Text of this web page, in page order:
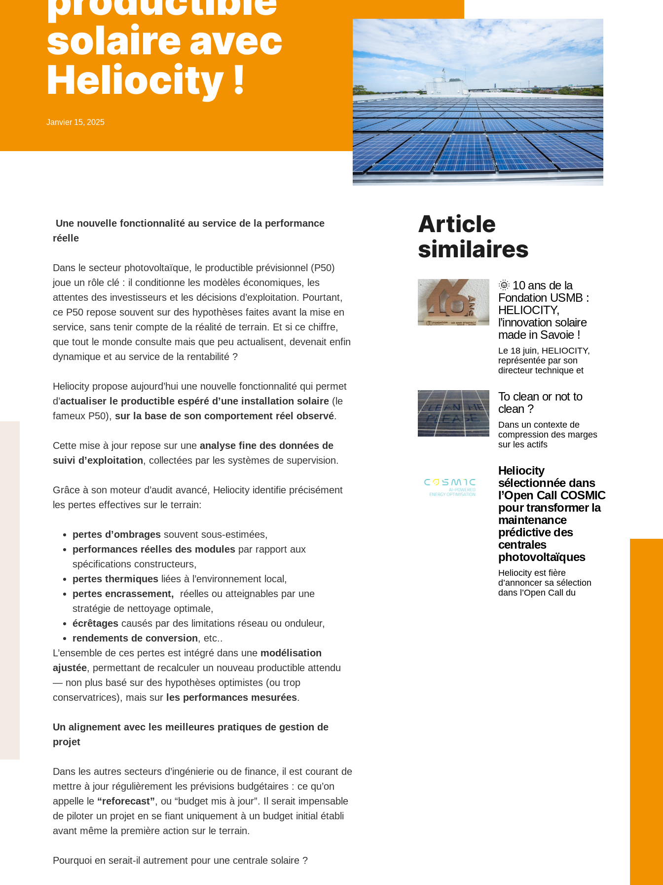
solaire avec
Heliocity !
Janvier 15, 2025
Une nouvelle fonctionnalité au service de la performance
réelle
Dans le secteur photovoltaïque, le productible prévisionnel (P50)
joue un rôle clé : il conditionne les modèles économiques, les
attentes des investisseurs et les décisions d’exploitation. Pourtant,
ce P50 repose souvent sur des hypothèses faites avant la mise en
service, sans tenir compte de la réalité de terrain. Et si ce chiffre,
que tout le monde consulte mais que peu actualisent, devenait enfin
dynamique et au service de la rentabilité ?
Heliocity propose aujourd’hui une nouvelle fonctionnalité qui permet
d’actualiser le productible espéré d’une installation solaire(le
fameux P50), sur la base de son comportement réel observé.
Cette mise à jour repose sur une analyse fine des données de
suivi d’exploitation, collectées par les systèmes de supervision.
Grâce à son moteur d’audit avancé, Heliocity identifie précisément
les pertes effectives sur le terrain:
pertes d’ombragessouvent sous-estimées,
performances réelles des modulespar rapport aux
spécifications constructeurs,
pertes thermiquesliées à l’environnement local,
pertes encrassement,
réelles ou atteignables par une
stratégie de nettoyage optimale,
écrêtagescausés par des limitations réseau ou onduleur,
rendements de conversion, etc..
L’ensemble de ces pertes est intégré dans une modélisation
ajustée, permettant de recalculer un nouveau productible attendu
— non plus basé sur des hypothèses optimistes (ou trop
conservatrices), mais sur les performances mesurées.
Un alignement avec les meilleures pratiques de gestion de
projet
Dans les autres secteurs d’ingénierie ou de finance, il est courant de
mettre à jour régulièrement les prévisions budgétaires : ce qu’on
appelle le “reforecast”, ou “budget mis à jour”. Il serait impensable
de piloter un projet en se fiant uniquement à un budget initial établi
avant même la première action sur le terrain.
Pourquoi en serait-il autrement pour une centrale solaire ?
Article
similaires
🌞 10 ans de la
Fondation USMB :
HELIOCITY,
l’innovation solaire
made in Savoie !
Le 18 juin, HELIOCITY,
représentée par son
directeur technique et
To clean or not to
clean ?
Dans un contexte de
compression des marges
sur les actifs
Heliocity
sélectionnée dans
l’Open Call COSMIC
pour transformer la
maintenance
prédictive des
centrales
photovoltaïques
Heliocity est fière
d’annoncer sa sélection
dans l’Open Call du